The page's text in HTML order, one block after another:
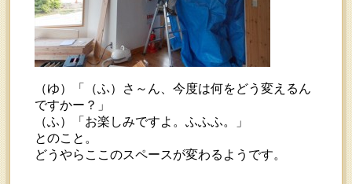
（ゆ）「（ふ）さ～ん、今度は何をどう変えるん
ですかー？」
（ふ）「お楽しみですよ。ふふふ。」
とのこと。
どうやらここのスペースが変わるようです。